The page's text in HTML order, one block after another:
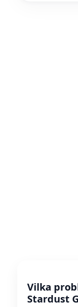
Vilka
Stardust